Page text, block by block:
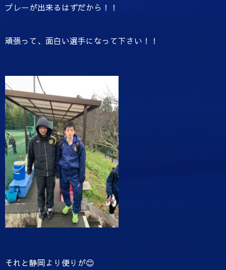
プレーが出来るはずだから！！
頑張って、面白い選手になって下さい！！
それと静岡より便りが😊